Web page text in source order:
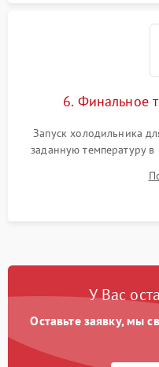
6. Финальное
Запуск холодильника
заданную температуру
компрессора,
срабатывания
У Вас
Оставьте заявку, мы